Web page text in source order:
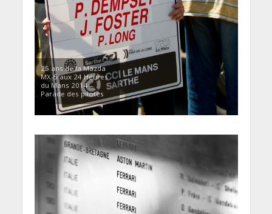
25 ans de la Mazda
MX-5 aux 24 Heures
du Mans 2014 –
Parade des pilotes